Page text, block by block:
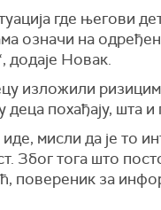
где његови
означи на
додаје Новак.
изложили
похађају, шта и
мисли да је то
тога што
за